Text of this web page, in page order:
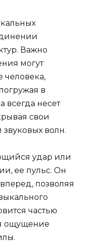
Важно
могут
человека,
в
всегда несет
свои
волн.
удар или
ее пульс. Он
позволяя
частью
ощущение